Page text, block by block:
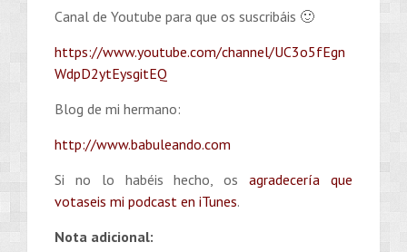
Canal de Youtube para que os suscribáis 🙂
https://www.youtube.com/channel/UC3o5fEgn
WdpD2ytEysgitEQ
Blog de mi hermano:
http://www.babuleando.com
Si no lo habéis hecho, osagradecería que
votaseis mi podcast en iTunes.
Nota adicional: